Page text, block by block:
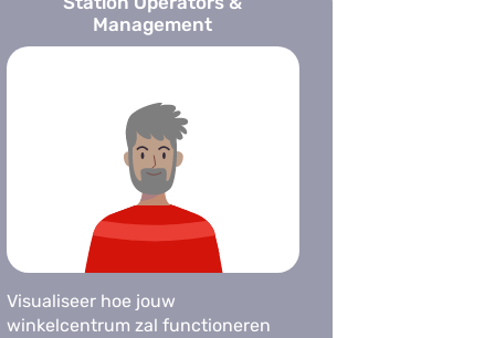
Management
Visualiseer hoe jouw
winkelcentrum zal functioneren